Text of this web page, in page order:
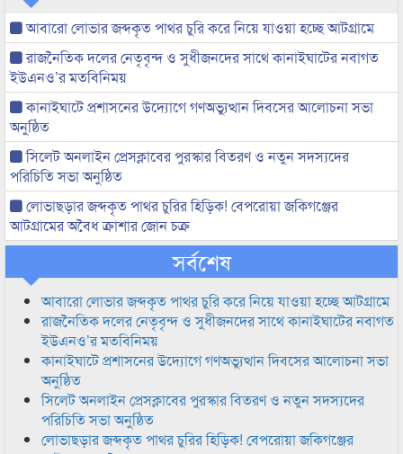
আবারো লোভার জব্দকৃত পাথর চুরি করে নিয়ে যাওয়া হচ্ছে আটগ্রামে
রাজনৈতিক দলের নেতৃবৃন্দ ও সুধীজনদের সাথে কানাইঘাটের নবাগত
ইউএনও’র মতবিনিময়
কানাইঘাটে প্রশাসনের উদ্যোগে গণঅভ্যুত্থান দিবসের আলোচনা সভা
অনুষ্ঠিত
সিলেট অনলাইন প্রেসক্লাবের পুরস্কার বিতরণ ও নতুন সদস্যদের
পরিচিতি সভা অনুষ্ঠিত
লোভাছড়ার জব্দকৃত পাথর চুরির হিড়িক! বেপরোয়া জকিগঞ্জের
আটগ্রামের অবৈধ ক্রাশার জোন চক্র
সর্বশেষ
আবারো লোভার জব্দকৃত পাথর চুরি করে নিয়ে যাওয়া হচ্ছে আটগ্রামে
রাজনৈতিক দলের নেতৃবৃন্দ ও সুধীজনদের সাথে কানাইঘাটের নবাগত
ইউএনও’র মতবিনিময়
কানাইঘাটে প্রশাসনের উদ্যোগে গণঅভ্যুত্থান দিবসের আলোচনা সভা
অনুষ্ঠিত
সিলেট অনলাইন প্রেসক্লাবের পুরস্কার বিতরণ ও নতুন সদস্যদের
পরিচিতি সভা অনুষ্ঠিত
লোভাছড়ার জব্দকৃত পাথর চুরির হিড়িক! বেপরোয়া জকিগঞ্জের